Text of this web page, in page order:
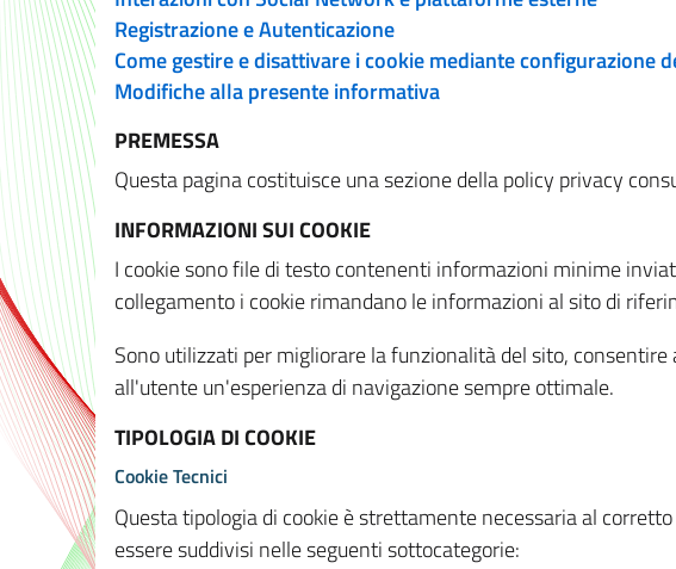
Registrazione e Autenticazione
Come gestire e disattivare i cookie mediante configurazione
Modifiche alla presente informativa
PREMESSA
Questa pagina costituisce una sezione della policy privacy
INFORMAZIONI SUI COOKIE
I cookie sono file di testo contenenti informazioni minime
collegamento i cookie rimandano le informazioni al sito di
Sono utilizzati per migliorare la funzionalità del sito,
all'utente un'esperienza di navigazione sempre ottimale.
TIPOLOGIA DI COOKIE
Cookie Tecnici
Questa tipologia di cookie è strettamente necessaria al
essere suddivisi nelle seguenti sottocategorie: